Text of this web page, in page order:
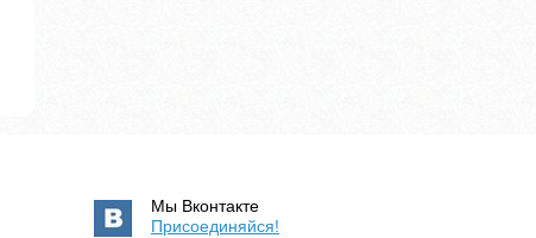
Мы Вконтакте
Присоединяйся!